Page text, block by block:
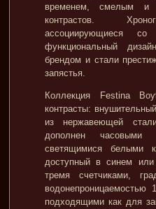
временем, смелым и
контрастов.
ассоциирующиеся
функциональный
брендом и стали
запястья.
Коллекция Festina
контрасты:
из нержавеющей
дополнен часовыми
светящимися белыми
доступный в синем
тремя счетчиками,
подходящими как для